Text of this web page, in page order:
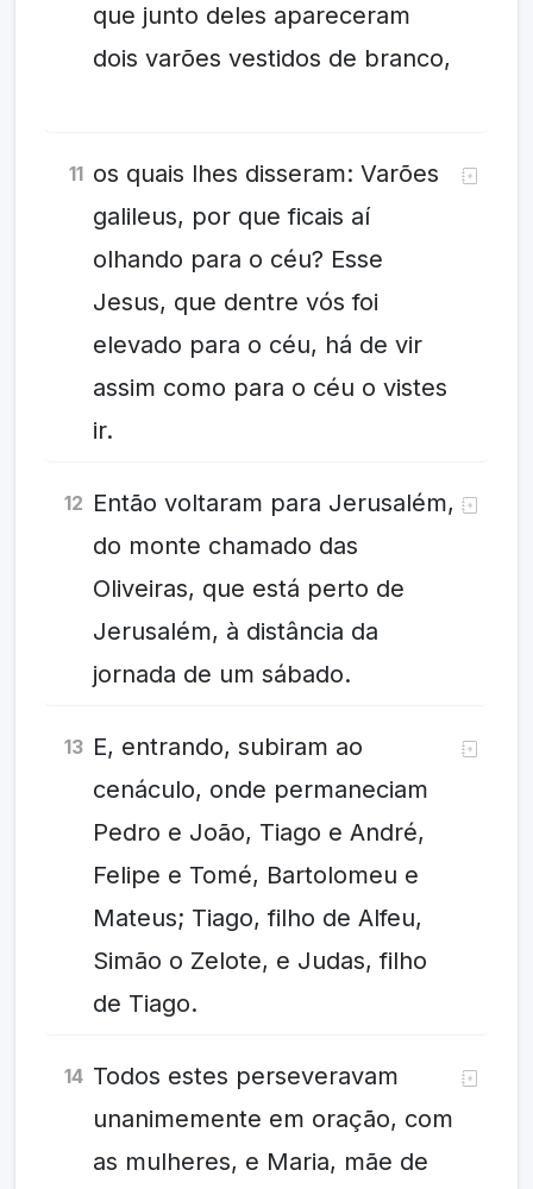
que junto deles apareceram
dois varões vestidos de branco,
11 os quais lhes disseram: Varões
galileus, por que ficais aí
olhando para o céu? Esse
Jesus, que dentre vós foi
elevado para o céu, há de vir
assim como para o céu o vistes
ir.
12 Então voltaram para Jerusalém,
do monte chamado das
Oliveiras, que está perto de
Jerusalém, à distância da
jornada de um sábado.
13 E, entrando, subiram ao
cenáculo, onde permaneciam
Pedro e João, Tiago e André,
Felipe e Tomé, Bartolomeu e
Mateus; Tiago, filho de Alfeu,
Simão o Zelote, e Judas, filho
de Tiago.
14 Todos estes perseveravam
unanimemente em oração, com
as mulheres, e Maria, mãe de